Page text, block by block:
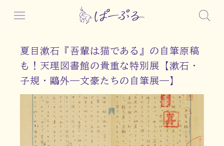
夏目漱石『吾輩は猫である』の自筆原稿
も！天理図書館の貴重な特別展【漱石・
子規・鷗外―文豪たちの自筆展―】